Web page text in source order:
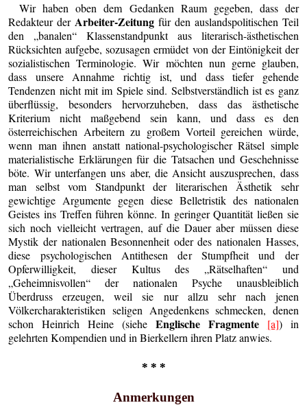
Wir haben oben dem Gedanken Raum gegeben, dass der
Redakteur derArbeiter-Zeitung für den auslandspolitischen Teil
den „banalen“ Klassenstandpunkt aus literarisch-ästhetischen
Rücksichten aufgebe, sozusagen ermüdet von der Eintönigkeit der
sozialistischen Terminologie. Wir möchten nun gerne glauben,
dass unsere Annahme richtig ist, und dass tiefer gehende
Tendenzen nicht mit im Spiele sind. Selbstverständlich ist es ganz
überflüssig, besonders hervorzuheben, dass das ästhetische
Kriterium nicht maßgebend sein kann, und dass es den
österreichischen Arbeitern zu großem Vorteil gereichen würde,
wenn man ihnen anstatt national-psychologischer Rätsel simple
materialistische Erklärungen für die Tatsachen und Geschehnisse
böte. Wir unterfangen uns aber, die Ansicht auszusprechen, dass
man selbst vom Standpunkt der literarischen Ästhetik sehr
gewichtige Argumente gegen diese Belletristik des nationalen
Geistes ins Treffen führen könne. In geringer Quantität ließen sie
sich noch vielleicht vertragen, auf die Dauer aber müssen diese
Mystik der nationalen Besonnenheit oder des nationalen Hasses,
diese psychologischen Antithesen der Stumpfheit und der
Opferwilligkeit, dieser Kultus des „Rätselhaften“ und
„Geheimnisvollen“ der nationalen Psyche unausbleiblich
Überdruss erzeugen, weil sie nur allzu sehr nach jenen
Völkercharakteristiken seligen Angedenkens schmecken, denen
schon Heinrich Heine (siehe Englische Fragmente [a]) in
gelehrten Kompendien und in Bierkellern ihren Platz anwies.
* * *
Anmerkungen